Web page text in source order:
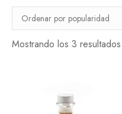
Mostrando los 3 resultados